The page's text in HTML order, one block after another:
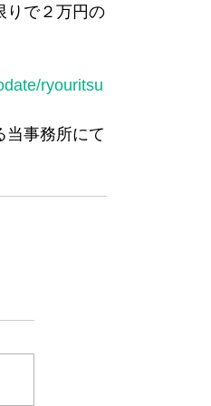
りで２万円の
ryouritsu
当事務所にて